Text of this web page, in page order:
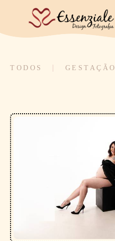
TODOS GESTAÇÃO